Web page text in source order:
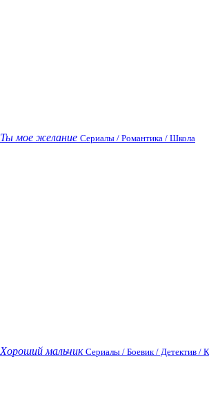
Ты мое желание Сериалы / Романтика / Школа
Хороший мальчик Сериалы / Боевик / Детектив /